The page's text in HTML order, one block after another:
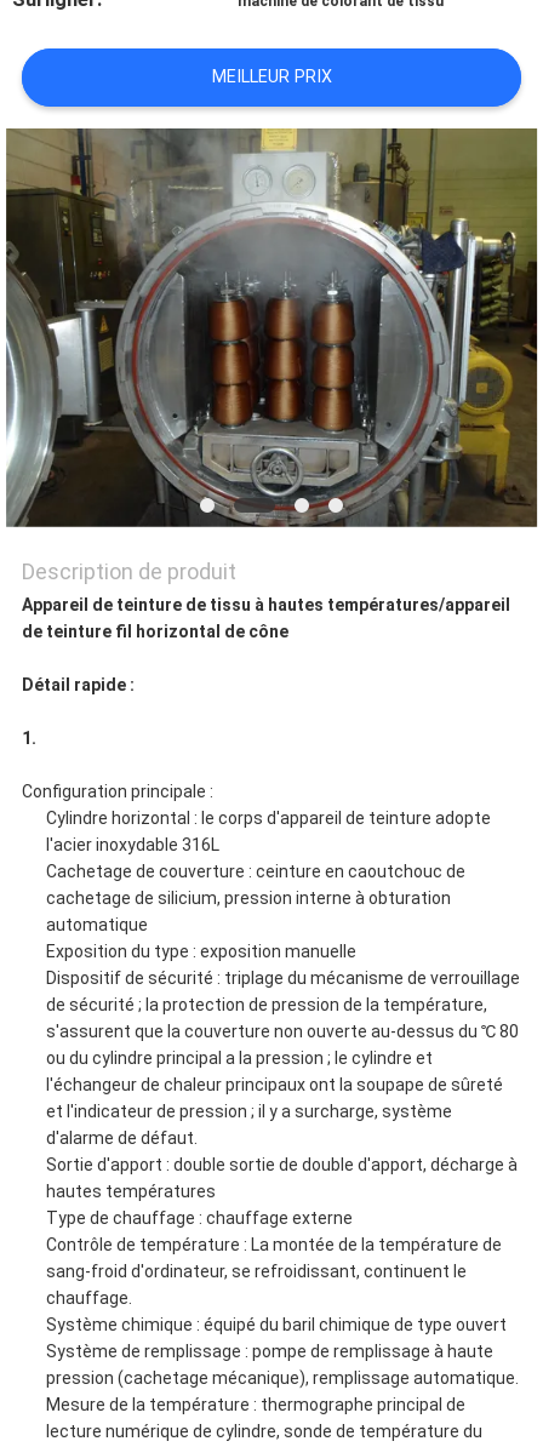
CITATION
PLAN
DU
SITE
POLITIQUE
DE
CONFIDENTIALITÉ
MEILLEUR PRIX
Description de produit
Appareil de teinture de tissu à hautes températures/appareil
de teinture fil horizontal de cône
Détail rapide :
1.
Configuration principale :
Cylindre horizontal : le corps d'appareil de teinture adopte
l'acier inoxydable 316L
Cachetage de couverture : ceinture en caoutchouc de
cachetage de silicium, pression interne à obturation
automatique
Exposition du type : exposition manuelle
Dispositif de sécurité : triplage du mécanisme de verrouillage
de sécurité ; la protection de pression de la température,
s'assurent que la couverture non ouverte au-dessus du ℃ 80
ou du cylindre principal a la pression ; le cylindre et
l'échangeur de chaleur principaux ont la soupape de sûreté
et l'indicateur de pression ; il y a surcharge, système
d'alarme de défaut.
Sortie d'apport : double sortie de double d'apport, décharge à
hautes températures
Type de chauffage : chauffage externe
Contrôle de température : La montée de la température de
sang-froid d'ordinateur, se refroidissant, continuent le
chauffage.
Système chimique : équipé du baril chimique de type ouvert
Système de remplissage : pompe de remplissage à haute
pression (cachetage mécanique), remplissage automatique.
Mesure de la température : thermographe principal de
lecture numérique de cylindre, sonde de température du